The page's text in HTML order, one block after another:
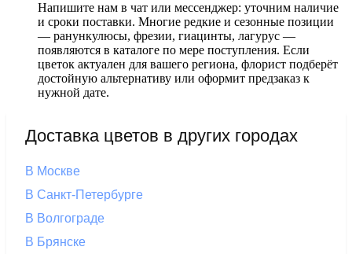
Напишите нам в чат или мессенджер: уточним наличие
и сроки поставки. Многие редкие и сезонные позиции
— ранункулюсы, фрезии, гиацинты, лагурус —
появляются в каталоге по мере поступления. Если
цветок актуален для вашего региона, флорист подберёт
достойную альтернативу или оформит предзаказ к
нужной дате.
Доставка цветов в других городах
В Москве
В Санкт-Петербурге
В Волгограде
В Брянске